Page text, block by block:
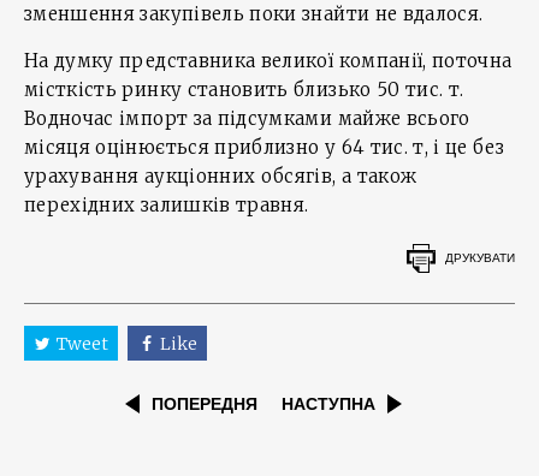
зменшення закупівель поки знайти не вдалося.
На думку представника великої компанії, поточна
місткість ринку становить близько 50 тис. т.
Водночас імпорт за підсумками майже всього
місяця оцінюється приблизно у 64 тис. т, і це без
урахування аукціонних обсягів, а також
перехідних залишків травня.
ДРУКУВАТИ
Tweet Like
ПОПЕРЕДНЯ НАСТУПНА